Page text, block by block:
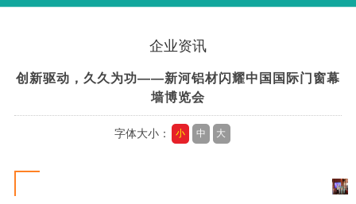
企业资讯
创新驱动，久久为功——新河铝材闪耀中国国际门窗幕
墙博览会
字体大小： 小 中 大